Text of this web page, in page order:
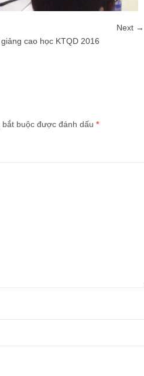
Next →
cao học KTQD 2016
buộc được đánh dấu *